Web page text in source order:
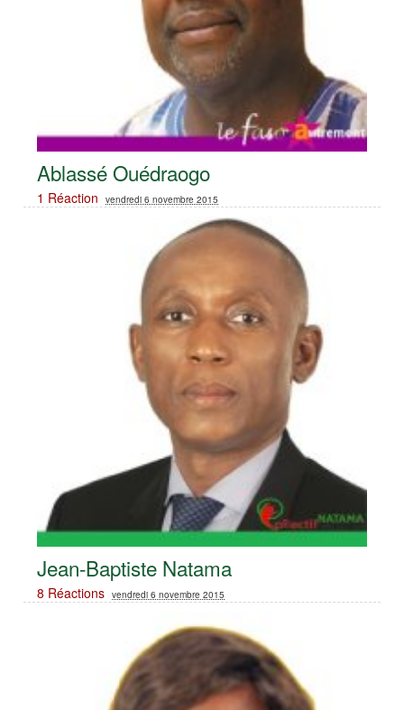
Ablassé Ouédraogo
1 Réaction vendredi 6 novembre 2015
Jean-Baptiste Natama
8 Réactions vendredi 6 novembre 2015